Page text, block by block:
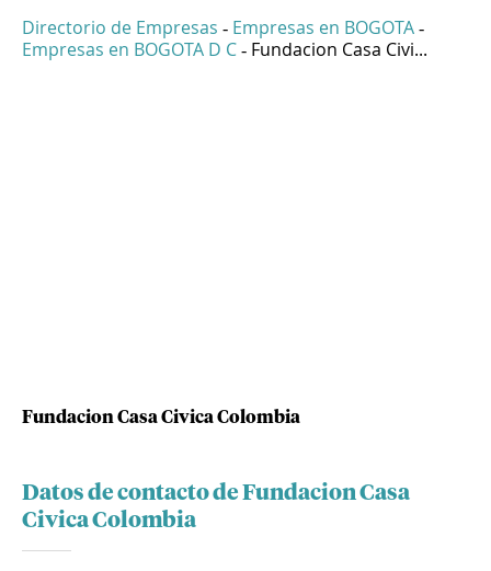
Directorio de Empresas - Empresas en BOGOTA -
Empresas en BOGOTA D C - Fundacion Casa Civi...
Fundacion Casa Civica Colombia
Datos de contacto de Fundacion Casa
Civica Colombia